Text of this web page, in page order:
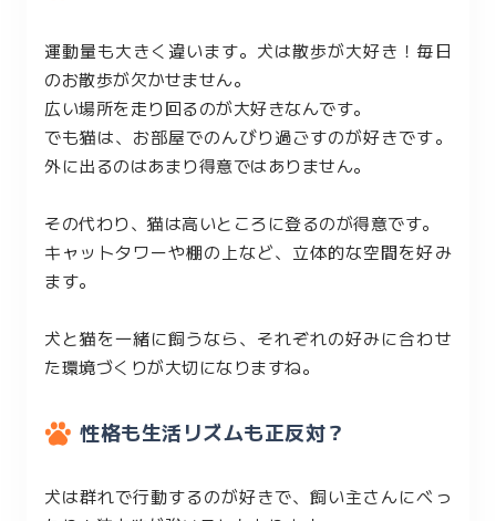
運動量も大きく違います。犬は散歩が大好き！毎日
のお散歩が欠かせません。
広い場所を走り回るのが大好きなんです。
でも猫は、お部屋でのんびり過ごすのが好きです。
外に出るのはあまり得意ではありません。
その代わり、猫は高いところに登るのが得意です。
キャットタワーや棚の上など、立体的な空間を好み
ます。
犬と猫を一緒に飼うなら、それぞれの好みに合わせ
た環境づくりが大切になりますね。
性格も生活リズムも正反対？
犬は群れで行動するのが好きで、飼い主さんにべっ